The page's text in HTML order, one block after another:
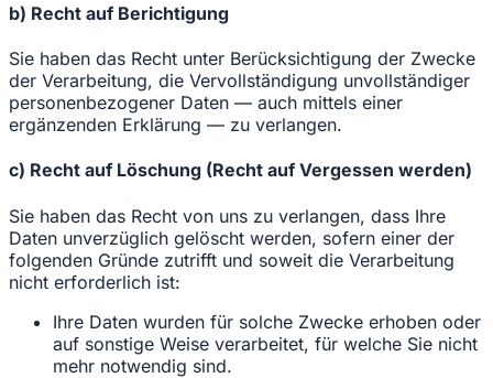
b) Recht auf Berichtigung
Sie haben das Recht unter Berücksichtigung der Zwecke
der Verarbeitung, die Vervollständigung unvollständiger
personenbezogener Daten — auch mittels einer
ergänzenden Erklärung — zu verlangen.
c) Recht auf Löschung (Recht auf Vergessen werden)
Sie haben das Recht von uns zu verlangen, dass Ihre
Daten unverzüglich gelöscht werden, sofern einer der
folgenden Gründe zutrifft und soweit die Verarbeitung
nicht erforderlich ist:
Ihre Daten wurden für solche Zwecke erhoben oder
auf sonstige Weise verarbeitet, für welche Sie nicht
mehr notwendig sind.